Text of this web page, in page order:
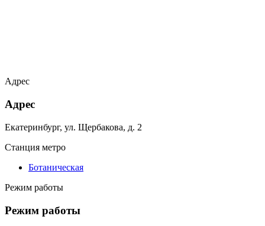
Адрес
Адрес
Екатеринбург, ул. Щербакова, д. 2
Станция метро
Ботаническая
Режим работы
Режим работы